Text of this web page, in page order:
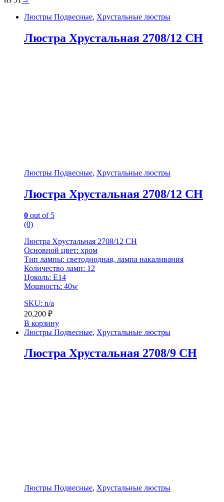
Люстры Подвесные, Хрустальные люстры
Люстра Хрустальная 2708/12 CH
Люстры Подвесные, Хрустальные люстры
Люстра Хрустальная 2708/12 CH
0 out of 5
(0)
Люстра Хрустальная 2708/12 CH
Основной цвет: хром
Тип лампы: светодиодная, лампа накаливания
Количество ламп: 12
Цоколь: E14
Мощность: 40w
SKU: n/a
20,200 ₽
В корзину
Люстры Подвесные, Хрустальные люстры
Люстра Хрустальная 2708/9 CH
Люстры Подвесные, Хрустальные люстры